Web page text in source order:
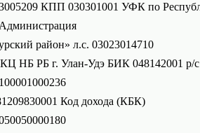
КПП 030301001 УФК по
район» л.с. 03023014710
НБ РБ г. Улан-Удэ БИК 048142001 р/с
Код дохода (КБК)